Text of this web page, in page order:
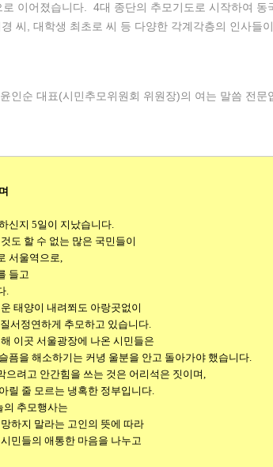
이어졌습니다. 4대 종단의 추모기도로 시작하여
씨, 대학생 최초로 씨 등 다양한 각계각층의 인사들
인순 대표(시민추모위원회 위원장)의 여는 말씀 전문
신지 5일이 지났습니다.
도 할 수 없는 많은 국민들이
서울역으로,
들고
.
태양이 내려쬐도 아랑곳없이
서정연하게 추모하고 있습니다.
이곳 서울광장에 나온 시민들은
픔을 해소하기는 커녕 울분을 안고 돌아가야 했습니다.
으려고 안간힘을 쓰는 것은 어리석은 짓이며,
릴 줄 모르는 냉혹한 정부입니다.
의 추모행사는
하지 말라는 고인의 뜻에 따라
민들의 애통한 마음을 나누고